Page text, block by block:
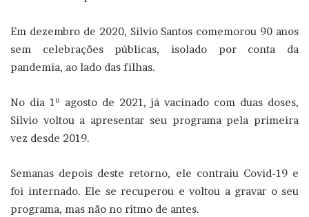
Em dezembro de 2020, Silvio Santos comemorou 90 anos
sem celebrações públicas, isolado por conta da
pandemia, ao lado das filhas.
No dia 1º agosto de 2021, já vacinado com duas doses,
Silvio voltou a apresentar seu programa pela primeira
vez desde 2019.
Semanas depois deste retorno, ele contraiu Covid-19 e
foi internado. Ele se recuperou e voltou a gravar o seu
programa, mas não no ritmo de antes.